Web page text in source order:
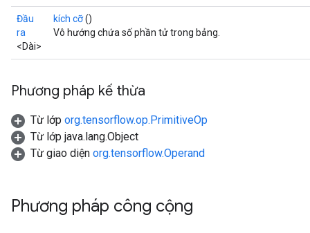
Đầu
ra
<Dài>
kích cỡ()
Vô hướng chứa số phần tử trong bảng.
Phương pháp kế thừa
Từ lớp org.tensorflow.op.PrimitiveOp
Từ lớp java.lang.Object
Từ giao diện org.tensorflow.Operand
Phương pháp công cộng